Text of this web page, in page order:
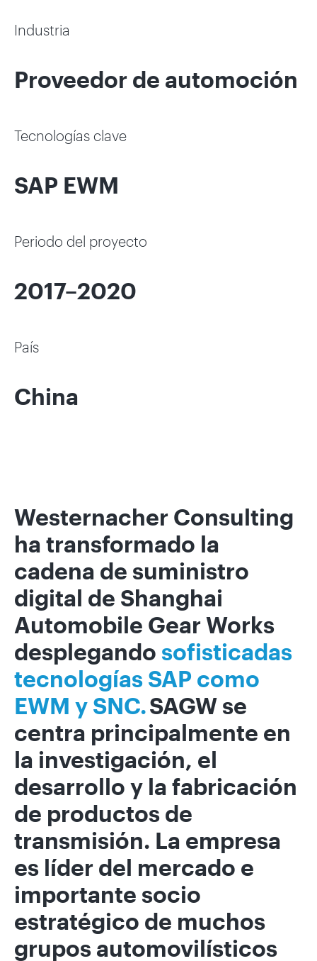
Industria
Proveedor de automoción
Tecnologías clave
SAP EWM
Periodo del proyecto
2017–2020
País
China
Westernacher Consulting
ha transformado la
cadena de suministro
digital de Shanghai
Automobile Gear Works
desplegando sofisticadas
tecnologías SAP como
EWM y SNC.SAGW se
centra principalmente en
la investigación, el
desarrollo y la fabricación
de productos de
transmisión. La empresa
es líder del mercado e
importante socio
estratégico de muchos
grupos automovilísticos